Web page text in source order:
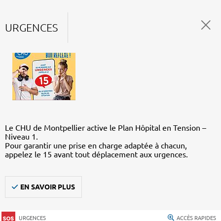
URGENCES
Le CHU de Montpellier active le Plan Hôpital en Tension –
Niveau 1.
Pour garantir une prise en charge adaptée à chacun,
appelez le 15 avant tout déplacement aux urgences.
EN SAVOIR PLUS
URGENCES ACCÈS RAPIDES